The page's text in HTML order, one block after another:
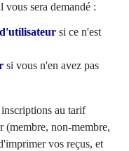
sera demandé :
si ce n'est
si vous n'en avez pas
au tarif
(membre, non-membre,
vos reçus, et